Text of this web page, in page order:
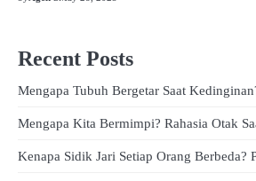
Recent Posts
Mengapa Tubuh Bergetar Saat
Mengapa Kita Bermimpi? Rahasia Otak
Kenapa Sidik Jari Setiap Orang Berbeda?